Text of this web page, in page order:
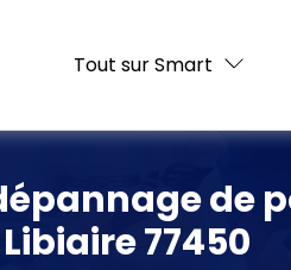
Tout sur Smart
de
77450